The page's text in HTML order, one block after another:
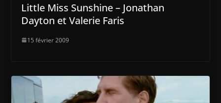
Little Miss Sunshine – Jonathan
Dayton et Valerie Faris
15 février 2009